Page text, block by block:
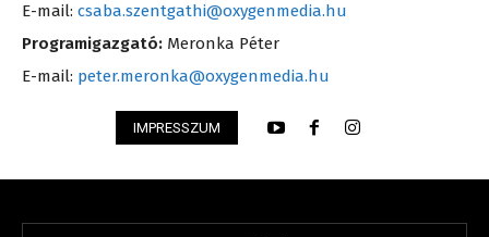
E-mail: csaba.szentgathi@oxygenmedia.hu
Programigazgató: Meronka Péter
E-mail: peter.meronka@oxygenmedia.hu
IMPRESSZUM